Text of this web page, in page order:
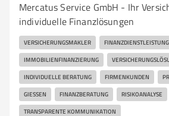
Mercatus Service GmbH - Ihr
individuelle Finanzlösungen
VERSICHERUNGSMAKLER
IMMOBILIENFINANZIERUNG
INDIVIDUELLE BERATUNG FIRMENKUNDEN
GIESSEN FINANZBERATUNG RISIKOANALYSE
TRANSPARENTE KOMMUNIKATION